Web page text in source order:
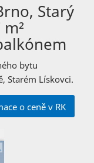
Starý
bytu
Starém Lískovci.
o ceně v RK